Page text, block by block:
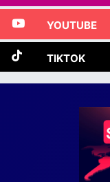
YOUTUBE
TIKTOK